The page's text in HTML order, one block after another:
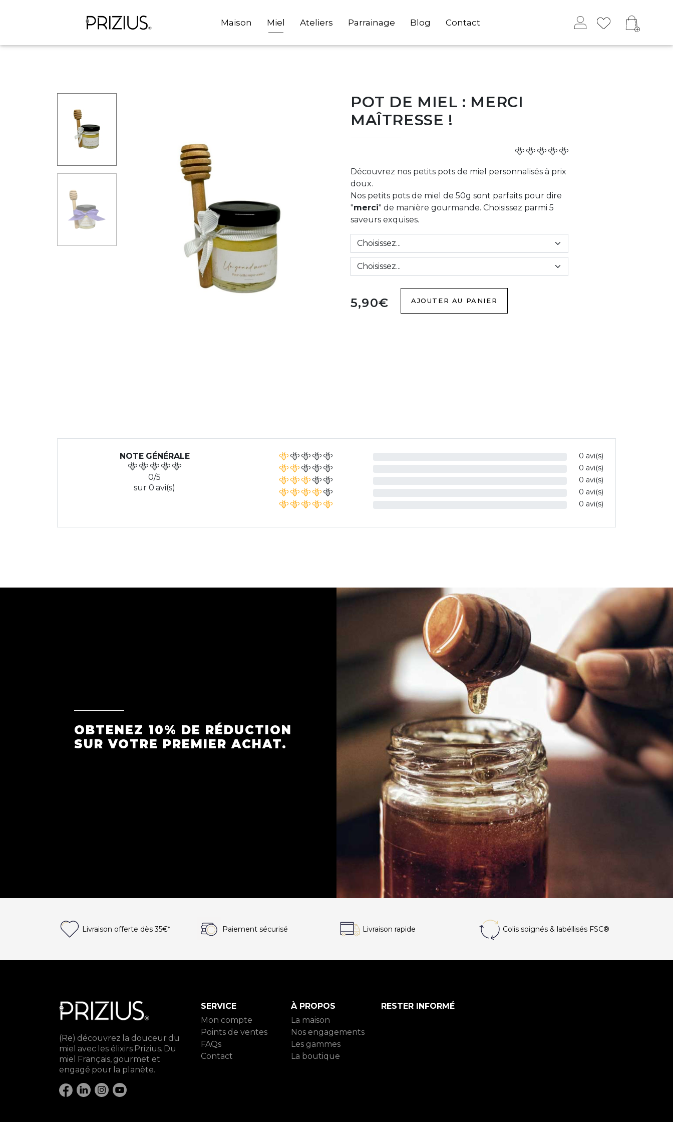
Maison Miel Ateliers Parrainage Blog Contact
POT DE MIEL : MERCI
MAÎTRESSE !
Découvrez nos petits pots de miel personnalisés à prix
doux.
Nos petits pots de miel de 50g sont parfaits pour dire
"merci" de manière gourmande. Choisissez parmi 5
saveurs exquises.
5,90€ AJOUTER AU PANIER
NOTE GÉNÉRALE
0/5
sur 0 avi(s)
0 avi(s)
0 avi(s)
0 avi(s)
0 avi(s)
0 avi(s)
OBTENEZ 10% DE RÉDUCTION
SUR VOTRE PREMIER ACHAT.
Livraison offerte dès 35€* Paiement sécurisé Livraison rapide Colis soignés & labéllisés FSC®
(Re) découvrez la douceur du
miel avec les élixirs Prizius. Du
miel Français, gourmet et
engagé pour la planète.
SERVICE
Mon compte
Points de ventes
FAQs
Contact
À PROPOS
La maison
Nos engagements
Les gammes
La boutique
RESTER INFORMÉ